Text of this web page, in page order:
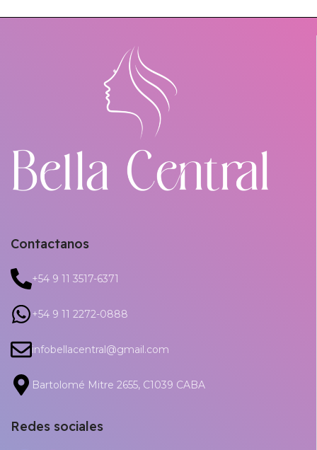
Contactanos
+54 9 11 3517-6371
+54 9 11 2272-0888
infobellacentral@gmail.com
Bartolomé Mitre 2655, C1039 CABA
Redes sociales